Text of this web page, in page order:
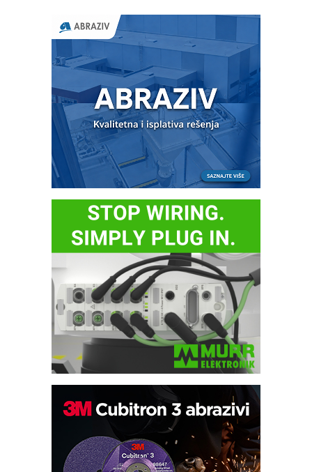
Trajna oznaka kao dugoročna korist
Bezbednost na prvom mestu!